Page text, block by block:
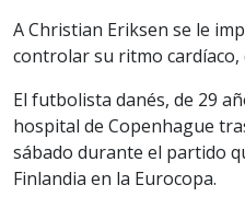
A Christian Eriksen se le
controlar su ritmo cardíaco,
El futbolista danés, de 29
hospital de Copenhague
sábado durante el partido
Finlandia en la Eurocopa.